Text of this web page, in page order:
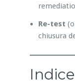
Re-test
chiusura